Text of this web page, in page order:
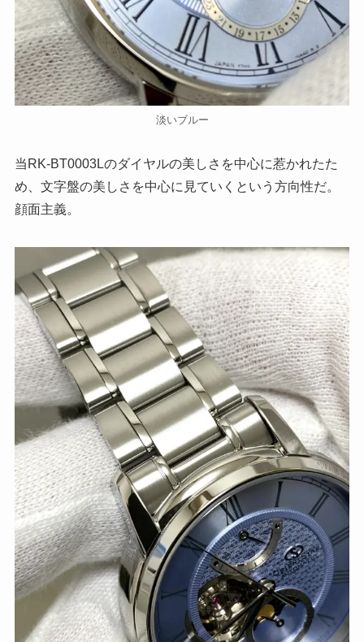
淡いブルー
当RK-BT0003Lのダイヤルの美しさを中心に惹かれたた
め、文字盤の美しさを中心に見ていくという方向性だ。
顔面主義。